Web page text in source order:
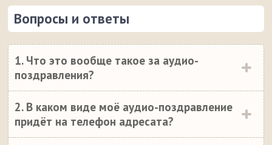
Вопросы и ответы
1. Что это вообще такое за аудио-
поздравления?
2. В каком виде моё аудио-поздравление
придёт на телефон адресата?